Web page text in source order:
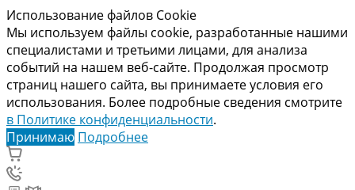
Использование файлов Cookie
Мы используем файлы cookie, разработанные нашими
специалистами и третьими лицами, для анализа
событий на нашем веб-сайте. Продолжая просмотр
страниц нашего сайта, вы принимаете условия его
использования. Более подробные сведения смотрите
в Политике конфиденциальности.
Принимаю Подробнее